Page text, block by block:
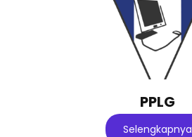
PPLG
Selengkapnya